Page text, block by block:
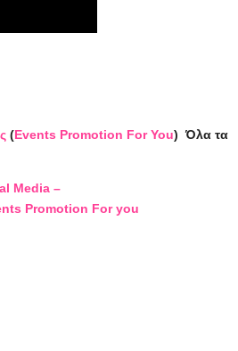
(Events Promotion For You) Όλα τα
Media –
Promotion For you